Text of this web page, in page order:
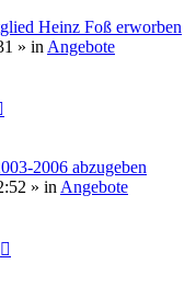
Heinz Foß erworben
» in Angebote
2006 abzugeben
» in Angebote